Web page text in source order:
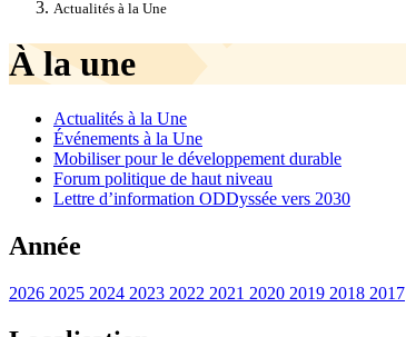
Actualités à la Une
À la une
Actualités à la Une
Événements à la Une
Mobiliser pour le développement durable
Forum politique de haut niveau
Lettre d’information ODDyssée vers 2030
Année
2026 2025 2024 2023 2022 2021 2020 2019 2018 2017